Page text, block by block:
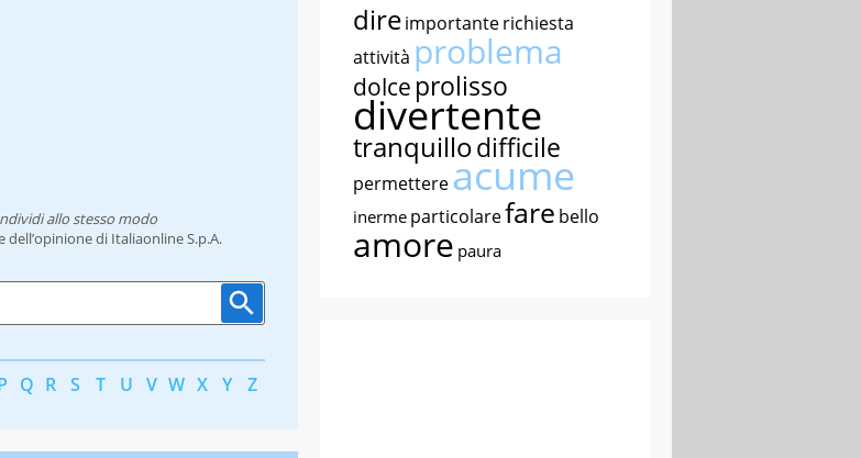
allo stesso modo
di Italiaonline S.p.A.
Q R S T U V W X Y Z
direimportanterichiesta
attività problema
dolce prolisso
divertente
tranquillodifficile
permettereacume
inerme particolarefare bello
amore paura